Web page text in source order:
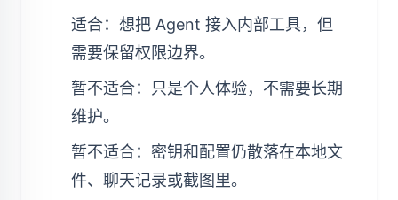
适合：想把 Agent 接入内部工具，但
需要保留权限边界。
暂不适合：只是个人体验，不需要长期
维护。
暂不适合：密钥和配置仍散落在本地文
件、聊天记录或截图里。